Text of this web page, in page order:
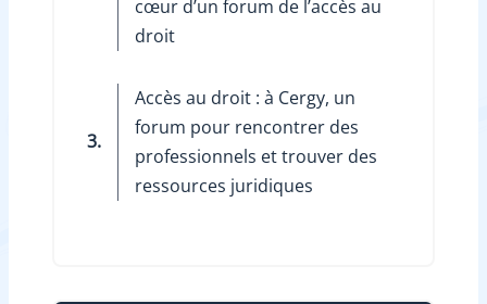
cœur d’un forum de l’accès au
droit
3.
Accès au droit : à Cergy, un
forum pour rencontrer des
professionnels et trouver des
ressources juridiques